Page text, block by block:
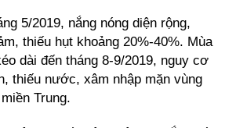
5/2019, nắng nóng diện rộng,
thiếu hụt khoảng 20%-40%. Mùa
dài đến tháng 8-9/2019, nguy cơ
thiếu nước, xâm nhập mặn vùng
Trung.